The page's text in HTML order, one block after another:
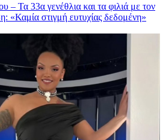
– Τα 33α γενέθλια και τα φιλιά με τον
«Καμία στιγμή ευτυχίας δεδομένη»